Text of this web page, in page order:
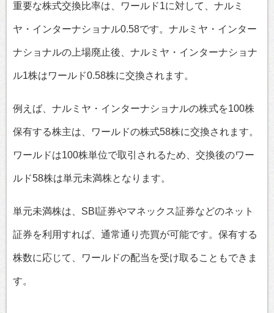
重要な株式交換比率は、ワールド1に対して、ナルミ
ヤ・インターナショナル0.58です。ナルミヤ・インター
ナショナルの上場廃止後、ナルミヤ・インターナショナ
ル1株はワールド0.58株に交換されます。
例えば、ナルミヤ・インターナショナルの株式を100株
保有する株主は、ワールドの株式58株に交換されます。
ワールドは100株単位で取引されるため、交換後のワー
ルド58株は単元未満株となります。
単元未満株は、SBI証券やマネックス証券などのネット
証券を利用すれば、通常通り売買が可能です。保有する
株数に応じて、ワールドの配当を受け取ることもできま
す。